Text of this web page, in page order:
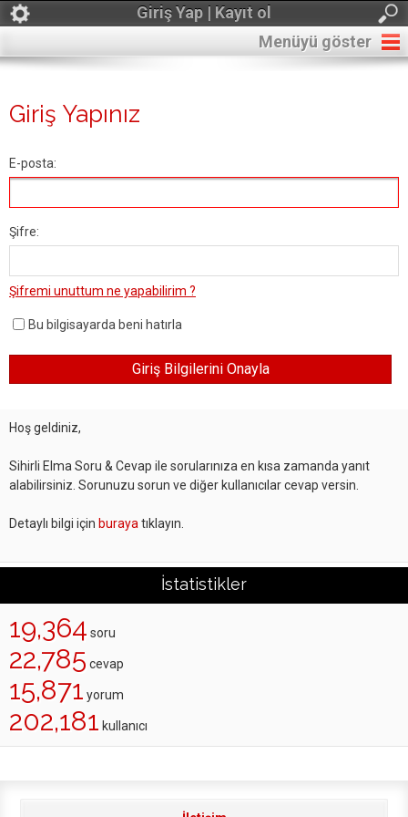
Giriş Yap | Kayıt ol
Menüyü göster
Giriş Yapınız
E-posta:
Şifre:
Şifremi unuttum ne yapabilirim ?
Bu bilgisayarda beni hatırla
Hoş geldiniz,
Sihirli Elma Soru & Cevap ile sorularınıza en kısa zamanda yanıt
alabilirsiniz. Sorunuzu sorun ve diğer kullanıcılar cevap versin.
Detaylı bilgi için buraya tıklayın.
İstatistikler
19,364 soru
22,785 cevap
15,871 yorum
202,181 kullanıcı